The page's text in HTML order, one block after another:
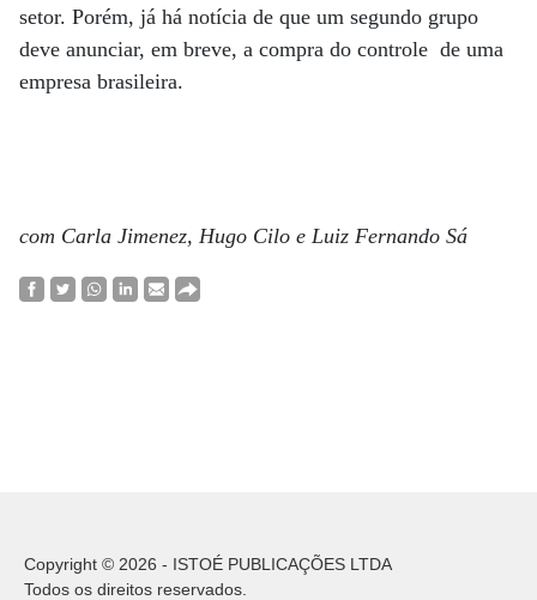
setor. Porém, já há notícia de que um segundo grupo
deve anunciar, em breve, a compra do controle de uma
empresa brasileira.
com Carla Jimenez, Hugo Cilo e Luiz Fernando Sá
Copyright © 2026 - ISTOÉ PUBLICAÇÕES LTDA
Todos os direitos reservados.